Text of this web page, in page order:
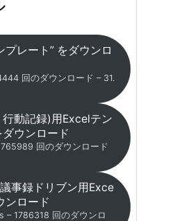
レート” をダウンロ
回のダウンロード – 31.
動記録)用Excelテン
ウンロード
回のダウンロード
事録ドリブン用Exce
ンロード
– 1786318 回のダウンロ